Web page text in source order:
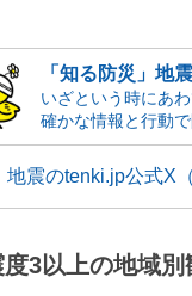
「知る防災」地震
いざという時にあ
確かな情報と行動
地震のtenki.jp公式X
度3以上の地域別